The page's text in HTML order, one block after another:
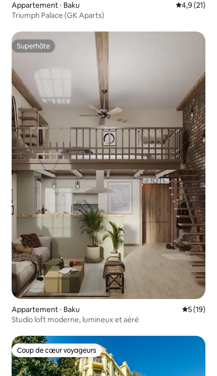
Appartement ⋅ Baku Évaluation
4,9 (21)
Triumph Palace (GK Aparts)
Superhôte
Superhôte
Appartement ⋅ Baku
5 (19)
Studio loft moderne, lumineux et aéré
Coup de cœur voyageurs
Coup de cœur voyageurs